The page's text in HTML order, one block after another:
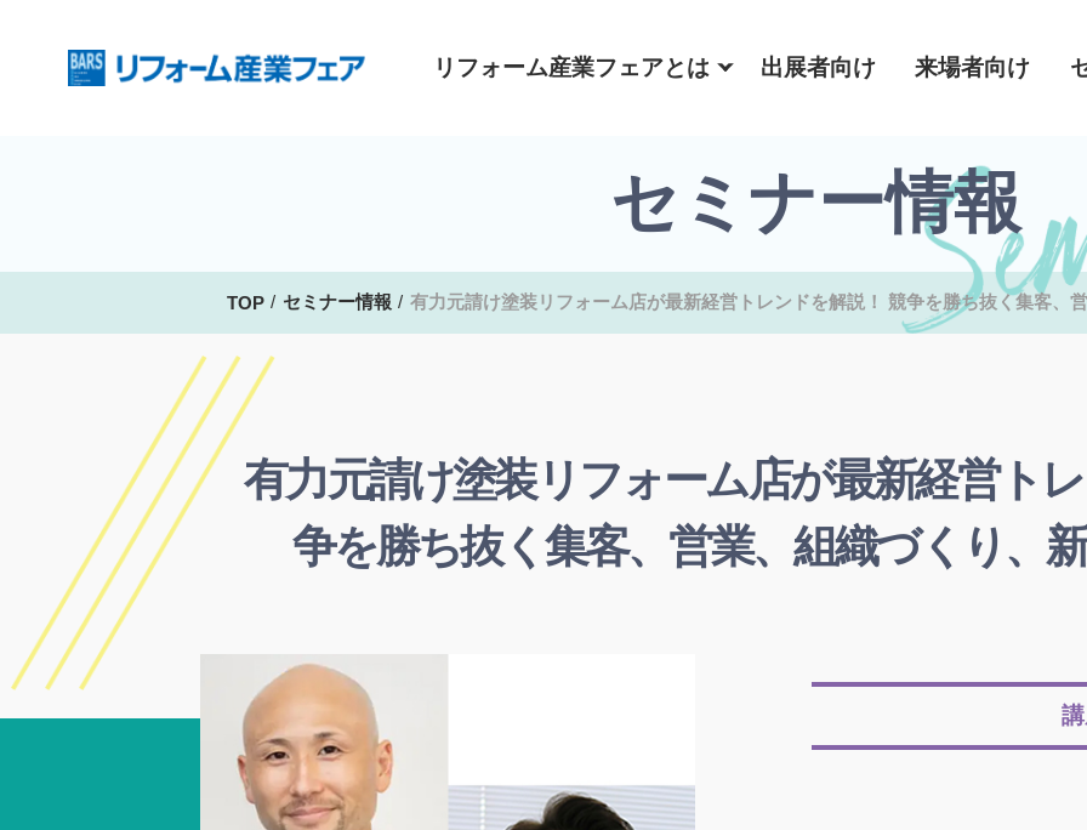
リフォーム産業フェアとは 出展者向け 来場者向け
セミナー情報
TOP セミナー情報 有力元請け塗装リフォーム店が最新経営トレンドを解説！ 競争を勝ち抜く集客、
有力元請け塗装リフォーム店が最新経営ト
争を勝ち抜く集客、営業、組織づくり、